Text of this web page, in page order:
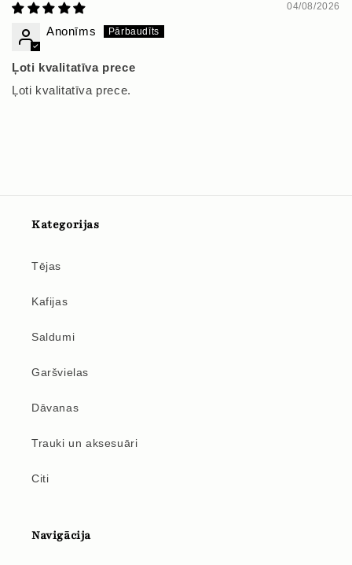
04/08/2026
Anonīms
Ļoti kvalitatīva prece
Ļoti kvalitatīva prece.
Kategorijas
Tējas
Kafijas
Saldumi
Garšvielas
Dāvanas
Trauki un aksesuāri
Citi
Navigācija